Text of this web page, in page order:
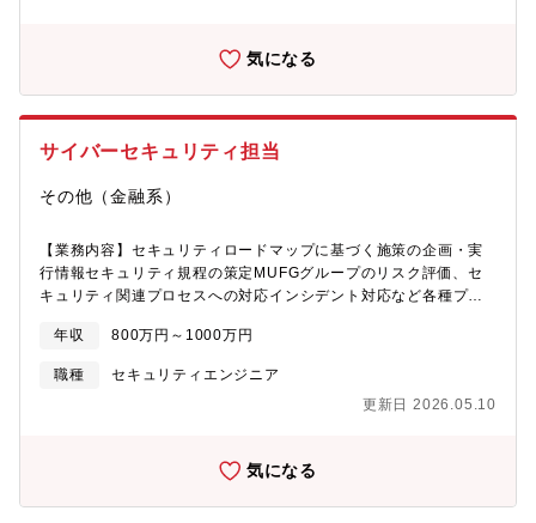
【募集背景】モゲチェックはAIを活用した住宅ローン比較診断サ
ビスとなりました。また、約30行のメガバンク・ネット銀行・地
れており、日本の住宅ローンファイナンスの中核を担いつつあり
宅ローン選びに革命を起こす「ゲームチェンジ」を狙っていま
す。その一環として大手行と提携し、一般に申し込むよりも安い
「モゲチェック特別金利」を2024年から実施するなど、銀行連携
を強化してきました。近年、各業界でAIエージェントの実装が急
速に進んでおり、住宅購入・住宅ローン領域においても「探す・
ます。同社はこの変化を大きな好機と捉え、銀行や不動産サイト
をはじめとする各業界プレイヤーとのAI連携によって、「住宅ロ
域を、企画からパートナー連携、実行までリードいただける若手
の巨大市場です。多くの個人にとって人生最大の支出であり、家
いため、大規模な会社のように業務が細分化・専門化された部署
知識についても幅広・多岐に渡たり業務を習得できる機会が多い
ャリアアップ、活躍したいと考えられている管理職候補を募集い
のメンバーです。・チームリーダー 1名（男性）・サブリーダ
ラス 1名（男性）・派遣社員 1名（女性）【働
き方】・残業：月平均10～20時間程度・福利厚生：住宅手当、育
児・介護制度、退職金制度など充実・長期的に働きやすい環境が
気になる
サイバーセキュリティ担当
その他（金融系）
【業務内容】セキュリティロードマップに基づく施策の企画・実
行情報セキュリティ規程の策定MUFGグループのリスク評価、セ
キュリティ関連プロセスへの対応インシデント対応など各種プロ
ンバーとの連携）脆弱性診断・ペネトレーションテストの実施、
改善対応の調整社内教育・啓発活動（セキュリティトレーニン
グ）セキュリティ関連の最新動向の調査・導入検討必要に応じて
年収 800万円～1000万円
職種
セキュリティエンジニア
更新日 2026.05.10
気になる